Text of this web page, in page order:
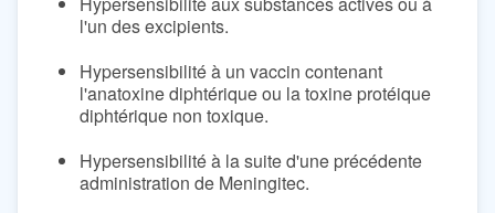
l'un des excipients.
Hypersensibilité à un vaccin contenant
l'anatoxine diphtérique ou la toxine protéique
diphtérique non toxique.
Hypersensibilité à la suite d'une précédente
administration de Meningitec.